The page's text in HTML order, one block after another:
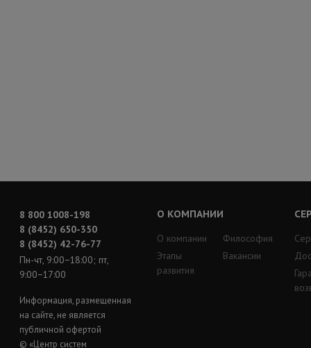
8 800 1008-198
8 (8452) 650-350
8 (8452) 42-76-77
Пн-чт, 9:00−18:00; пт,
9:00−17:00
Информация, размещенная
на сайте, не является
публичной офертой
© «Центр систем
О КОМПАНИИ
О компании
Этапы
развития
Философия
Вакансии